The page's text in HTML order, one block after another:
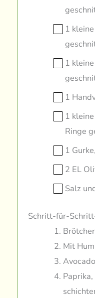
1
1
1
1
Ringe
1
2 EL
Salz
Schritt-für-
Mit